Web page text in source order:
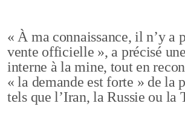
« À ma connaissance, il n’y a
vente officielle », a précisé
interne à la mine, tout en
« la demande est forte » de la
tels que l’Iran, la Russie ou la